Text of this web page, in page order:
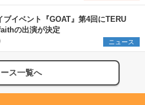
ブイベント『GOAT』第4回にTERU
の出演が決定
ニュース
ス一覧へ